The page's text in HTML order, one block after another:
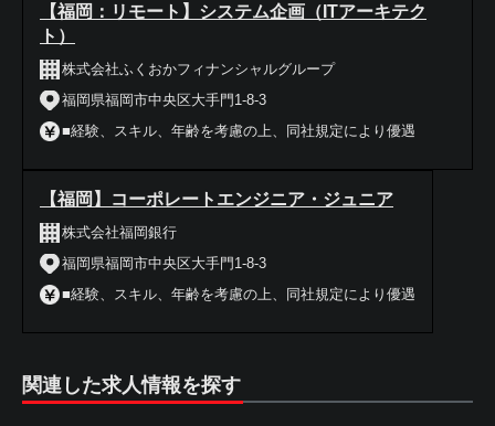
【福岡：リモート】システム企画（ITアーキテク
ト）
株式会社ふくおかフィナンシャルグループ
福岡県福岡市中央区大手門1-8-3
■経験、スキル、年齢を考慮の上、同社規定により優遇
【福岡】コーポレートエンジニア・ジュニア
株式会社福岡銀行
福岡県福岡市中央区大手門1-8-3
■経験、スキル、年齢を考慮の上、同社規定により優遇
関連した求人情報を探す